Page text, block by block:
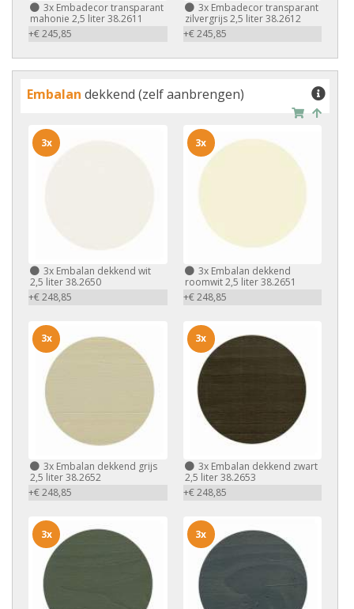
3x Embadecor transparant
mahonie 2,5 liter 38.2611
+€ 245,85
3xEmbadecor transparant
zilvergrijs 2,5 liter 38.2612
+€ 245,85
Embalan dekkend (zelf aanbrengen)
3x Embalan dekkend wit
2,5 liter 38.2650
+€ 248,85
3x
3xEmbalan dekkend
roomwit 2,5 liter 38.2651
+€ 248,85
3x
3x Embalan dekkend grijs
2,5 liter 38.2652
+€ 248,85
3x
3xEmbalan dekkend zwart
2,5 liter 38.2653
+€ 248,85
3x
3x 3x